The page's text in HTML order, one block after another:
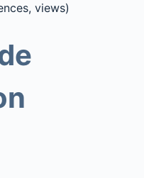
views)